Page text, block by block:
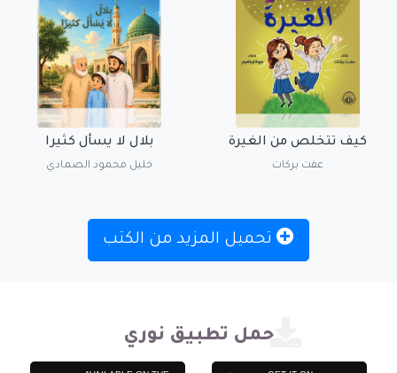
كيف تتخلص من الغيرة
عفت بركات
بلال لا يسأل كثيرا
خليل محمود الصمادي
تحميل المزيد من الكتب
حمل تطبيق نوري